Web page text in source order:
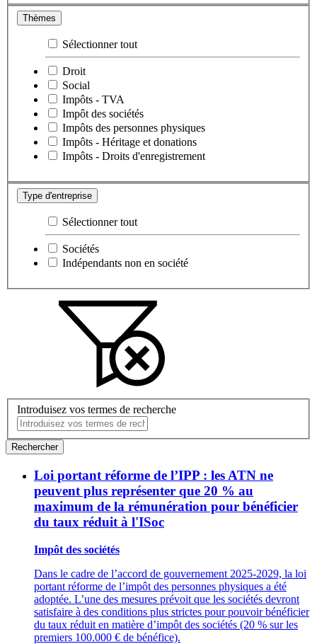
Thèmes
Sélectionner tout
Droit
Social
Impôts - TVA
Impôt des sociétés
Impôts des personnes physiques
Impôts - Héritage et donations
Impôts - Droits d'enregistrement
Type d'entreprise
Sélectionner tout
Sociétés
Indépendants non en société
Introduisez vos termes de recherche
Rechercher
Loi portant réforme de l’IPP : les ATN ne
peuvent plus représenter que 20 % au
maximum de la rémunération pour bénéficier
du taux réduit à l'ISoc
Impôt des sociétés
Dans le cadre de l’accord de gouvernement 2025-2029, la loi
portant réforme de l’impôt des personnes physiques a été
adoptée. L’une des mesures prévoit que les sociétés devront
satisfaire à des conditions plus strictes pour pouvoir bénéficier
du taux réduit en matière d’impôt des sociétés (20 % sur les
premiers 100.000 € de bénéfice).